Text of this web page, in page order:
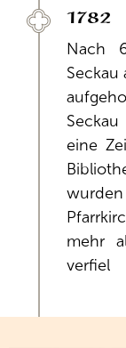
1782
Nach
Seckau
eine
mehr
verfiel